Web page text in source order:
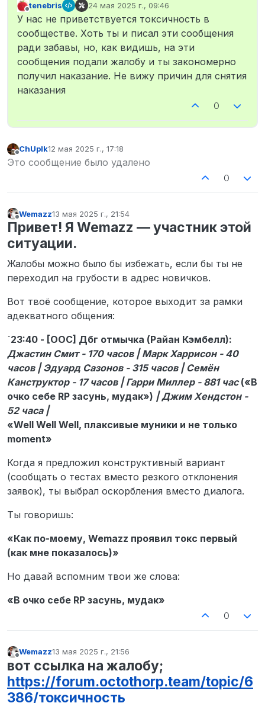
Не в сети
tenebris 24 мая 2025 г., 09:46
отредактировано
У нас не приветствуется токсичность в
сообществе. Хоть ты и писал эти сообщения
ради забавы, но, как видишь, на эти
сообщения подали жалобу и ты закономерно
получил наказание. Не вижу причин для снятия
наказания
0
Не в сети
ChUpIk12 мая 2025 г., 17:18
отредактировано
Это сообщение было удалено
0
Не в сети
Wemazz13 мая 2025 г., 21:54
отредактировано
Привет! Я Wemazz — участник этой
ситуации.
Жалобы можно было бы избежать, если бы ты не
переходил на грубости в адрес новичков.
Вот твоё сообщение, которое выходит за рамки
адекватного общения:
`23:40 - [OOC] Дбг отмычка (Райан Кэмбелл):
Джастин Смит - 170 часов | Марк Харрисон - 40
часов | Эдуард Сазонов - 315 часов | Семён
Канструктор - 17 часов | Гарри Миллер - 881 час(«В
очко себе RP засунь, мудак») | Джим Хендстон -
52 часа |
«Well Well Well, плаксивые муники и не только
moment»
Когда я предложил конструктивный вариант
(сообщать о тестах вместо резкого отклонения
заявок), ты выбрал оскорбления вместо диалога.
Ты говоришь:
«Как по-моему, Wemazz проявил токс первый
(как мне показалось)»
Но давай вспомним твои же слова:
«В очко себе RP засунь, мудак»
0
Wemazz13 мая 2025 г., 21:56
отредактировано
вот ссылка на жалобу;
https://forum.octothorp.team/topic/6
386/токсичность